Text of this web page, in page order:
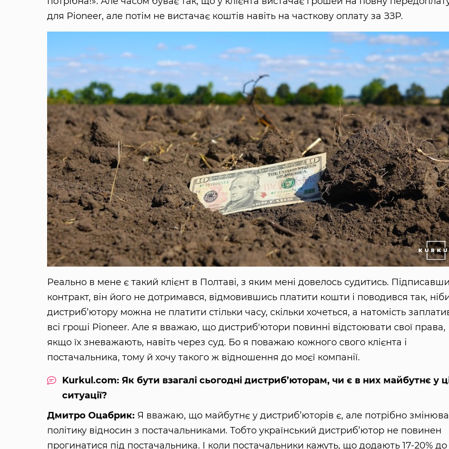
для Pioneer, але потім не вистачає коштів навіть на часткову оплату за ЗЗР.
Реально в мене є такий клієнт в Полтаві, з яким мені довелось судитись.
контракт, він його не дотримався, відмовившись платити кошти і поводився так,
дистриб’ютору можна не платити стільки часу, скільки хочеться, а натомість
всі гроші Pioneer. Але я вважаю, що дистриб'ютори повинні відстоювати свої права,
якщо їх зневажають, навіть через суд. Бо я поважаю кожного свого клієнта і
постачальника, тому й хочу такого ж відношення до моєї компанії.
Kurkul.com: Як бути взагалі сьогодні дистриб’юторам, чи є в них майбутнє у
ситуації?
Дмитро Оцабрик: Я вважаю, що майбутнє у дистриб’юторів є, але потрібно
політику відносин з постачальниками. Тобто український дистриб’ютор не повинен
прогинатися під постачальника. І коли постачальники кажуть, що додають 17-20% до